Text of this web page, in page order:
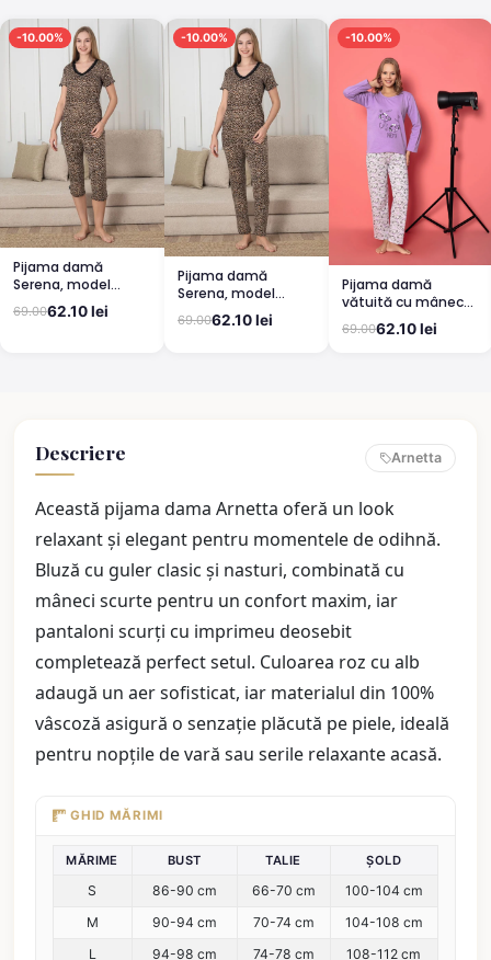
-10.00%
Pijama damă
Serena, model
leopard, mânecă
scurtă, pantaloni
69.0062.10 lei
-10.00%
Pijama damă
Serena, model
leopard, mânecă
scurtă, pantaloni
69.0062.10 lei
-10.00%
Pijama damă
vătuită cu mânecă
lungă și pantaloni
lungi din bumbac,
69.0062.10 lei
Descriere Arnetta
Această pijama dama Arnetta oferă un look
relaxant și elegant pentru momentele de odihnă.
Bluză cu guler clasic și nasturi, combinată cu
mâneci scurte pentru un confort maxim, iar
pantaloni scurți cu imprimeu deosebit
completează perfect setul. Culoarea roz cu alb
adaugă un aer sofisticat, iar materialul din 100%
vâscoză asigură o senzație plăcută pe piele, ideală
pentru nopțile de vară sau serile relaxante acasă.
GHID MĂRIMI
MĂRIME BUST TALIE ȘOLD
S 86-90 cm 66-70 cm
100-104 cm
M
90-94 cm 70-74 cm
104-108 cm
L
94-98 cm 74-78 cm 108-112 cm